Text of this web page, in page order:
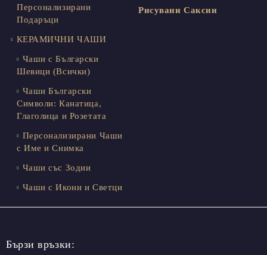
Персонализирани
Подаръци
КЕРАМИЧНИ ЧАШИ
Чаши с Български
Шевици (Всички)
Чаши Български
Символи: Канатица,
Глаголица и Розетата
Персонализирани Чаши
с Име и Снимка
Чаши със Зодии
Чаши с Икони и Светци
Рисувани Саксии
Бързи връзки: